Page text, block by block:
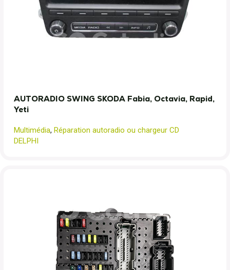
AUTORADIO SWING SKODA Fabia, Octavia, Rapid,
Yeti
Multimédia, Réparation autoradio ou chargeur CD
DELPHI